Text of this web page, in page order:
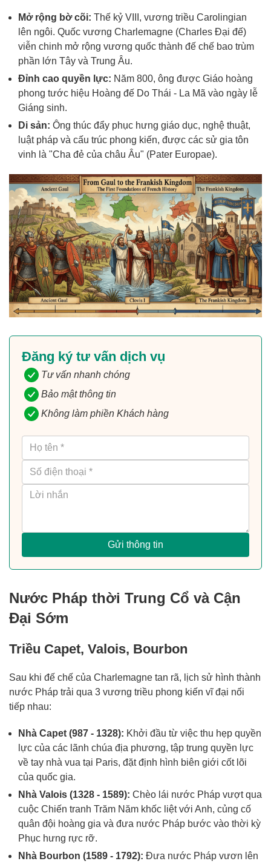
Mở rộng bờ cõi: Thế kỷ VIII, vương triều Carolingian
lên ngôi. Quốc vương Charlemagne (Charles Đại đế)
viễn chinh mở rộng vương quốc thành đế chế bao trùm
phần lớn Tây và Trung Âu.
Đỉnh cao quyền lực: Năm 800, ông được Giáo hoàng
phong tước hiệu Hoàng đế Do Thái - La Mã vào ngày lễ
Giáng sinh.
Di sản: Ông thúc đẩy phục hưng giáo dục, nghệ thuật,
luật pháp và cấu trúc phong kiến, được các sử gia tôn
vinh là "Cha đẻ của châu Âu" (Pater Europae).
Đăng ký tư vấn dịch vụ
Tư vấn nhanh chóng
Bảo mật thông tin
Không làm phiền Khách hàng
Gửi thông tin
Nước Pháp thời Trung Cổ và Cận
Đại Sớm
Triều Capet, Valois, Bourbon
Sau khi đế chế của Charlemagne tan rã, lịch sử hình thành
nước Pháp trải qua 3 vương triều phong kiến vĩ đại nối
tiếp nhau:
Nhà Capet (987 - 1328): Khởi đầu từ việc thu hẹp quyền
lực của các lãnh chúa địa phương, tập trung quyền lực
về tay nhà vua tại Paris, đặt định hình biên giới cốt lõi
của quốc gia.
Nhà Valois (1328 - 1589): Chèo lái nước Pháp vượt qua
cuộc Chiến tranh Trăm Năm khốc liệt với Anh, củng cố
quân đội hoàng gia và đưa nước Pháp bước vào thời kỳ
Phục hưng rực rỡ.
Nhà Bourbon (1589 - 1792): Đưa nước Pháp vươn lên